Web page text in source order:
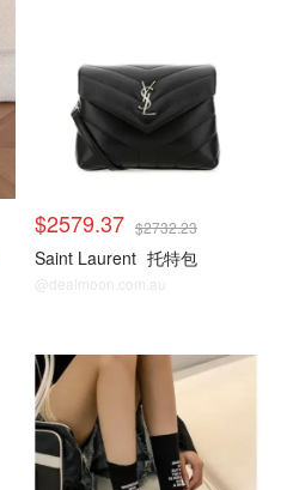
$2579.37 $2732.23
Saint Laurent 托特包
@dealmoon.com.au
Cettire